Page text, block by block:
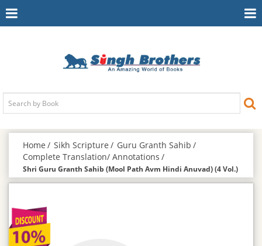
Toggle
Home Sikh Scripture
Guru Granth Sahib
Complete Translation/ Annotations
Shri Guru Granth Sahib (Mool Path Avm Hindi Anuvad) (4 Vol.)